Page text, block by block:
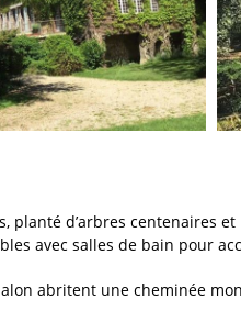
planté d’arbres centenaires
avec salles de bain pour
abritent une cheminée